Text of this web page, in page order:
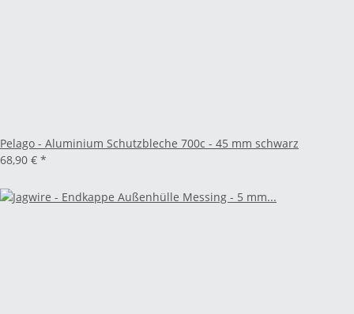
Pelago - Aluminium Schutzbleche 700c - 45 mm schwarz
68,90 € *